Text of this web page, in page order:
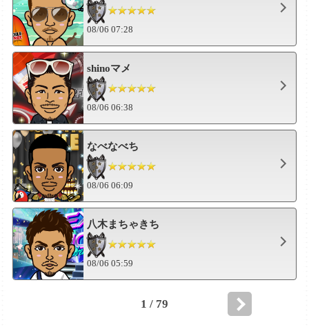
08/06 07:28
shinoマメ
08/06 06:38
なべなべち
08/06 06:09
八木まちゃきち
08/06 05:59
1 / 79